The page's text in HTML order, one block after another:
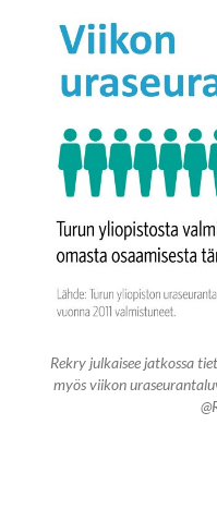
Rekry julkaisee jatkossa
myös viikon